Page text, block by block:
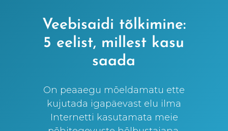
Veebisaidi tõlkimine:
5 eelist, millest kasu
saada
On peaaegu mõeldamatu ette
kujutada igapäevast elu ilma
Internetti kasutamata meie